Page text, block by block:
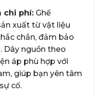
chi phí:Ghế
xuất từ vật liệu
chắn, đảm bảo
Dây nguồn theo
áp phù hợp với
giúp bạn yên tâm
cố.